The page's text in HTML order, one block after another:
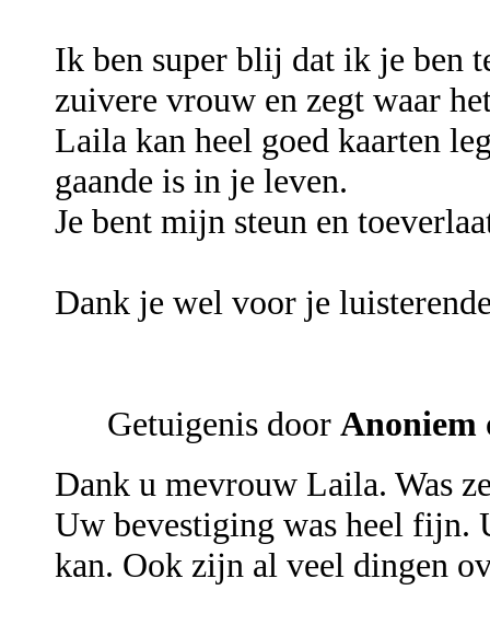
Ik ben super blij dat ik je ben
zuivere vrouw en zegt waar
Laila kan heel goed kaarten
gaande is in je leven.
Je bent mijn steun en
Dank je wel voor je
Getuigenis door Anoniem
Dank u mevrouw Laila. Was
Uw bevestiging was heel fijn.
kan. Ook zijn al veel dingen